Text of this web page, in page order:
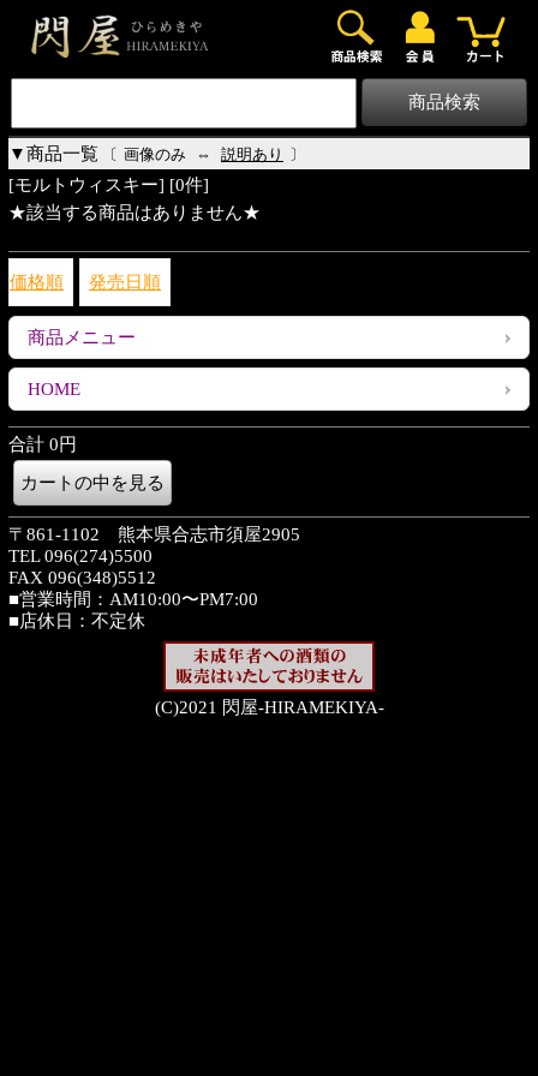
▼商品一覧 〔 画像のみ ⇔ 説明あり 〕
[モルトウィスキー] [0件]
★該当する商品はありません★
価格順 発売日順
商品メニュー
HOME
合計 0円
〒861-1102 熊本県合志市須屋2905
TEL 096(274)5500
FAX 096(348)5512
■営業時間：AM10:00〜PM7:00
■店休日：不定休
(C)2021 閃屋-HIRAMEKIYA-